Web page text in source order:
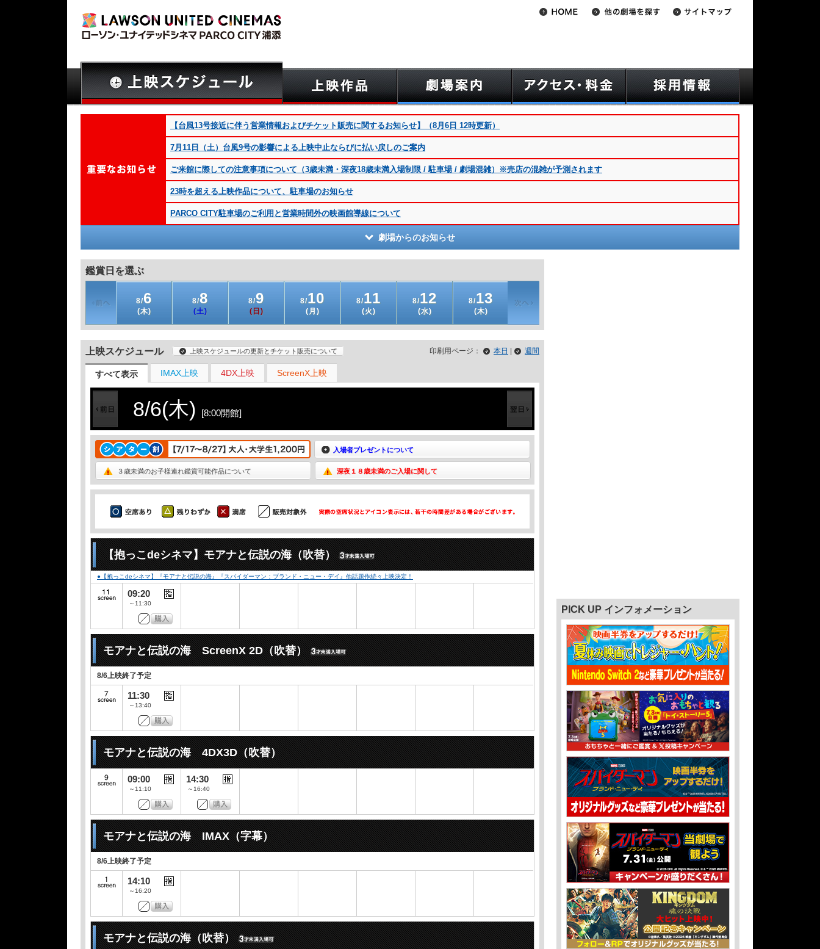
【台風13号接近に伴う営業情報およびチケット販売に関するお知らせ】（8月6日 12時更新）
7月11日（土）台風9号の影響による上映中止ならびに払い戻しのご案内
ご来館に際しての注意事項について（3歳未満・深夜18歳未満入場制限 / 駐車場 / 劇場混雑）※売店の混雑が予測されます
23時を超える上映作品について、駐車場のお知らせ
PARCO CITY駐車場のご利用と営業時間外の映画館導線について
劇場からのお知らせ
鑑賞日を選ぶ
8/6
(木)
8/8
(土)
8/9
(日)
8/10
(月)
8/11
(火)
8/12
(水)
8/13
(木)
上映スケジュール
すべて表示 IMAX上映 4DX上映 ScreenX上映
上映スケジュールの更新とチケット販売について 印刷用ページ： 本日 週間
8/6(木) [8:00開館]
入場者プレゼントについて
３歳未満のお子様連れ鑑賞可能作品について 深夜１８歳未満のご入場に関して
【抱っこdeシネマ】モアナと伝説の海（吹替）
●【抱っこdeシネマ】『モアナと伝説の海』『スパイダーマン：ブランド・ニュー・デイ』他話題作続々上映決定！
09:20
～11:30
モアナと伝説の海 ScreenX 2D（吹替）
8/6上映終了予定
11:30
～13:40
モアナと伝説の海 4DX3D（吹替）
09:00
～11:10
14:30
～16:40
モアナと伝説の海 IMAX（字幕）
8/6上映終了予定
14:10
～16:20
モアナと伝説の海（吹替）
PICK UP インフォメーション